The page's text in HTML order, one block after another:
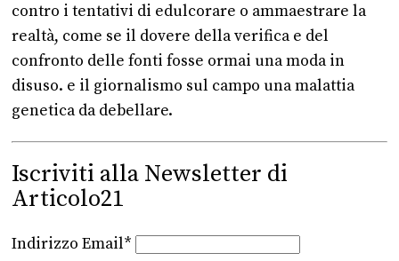
contro i tentativi di edulcorare o ammaestrare la
realtà, come se il dovere della verifica e del
confronto delle fonti fosse ormai una moda in
disuso. e il giornalismo sul campo una malattia
genetica da debellare.
Iscriviti alla Newsletter di
Articolo21
Indirizzo Email*